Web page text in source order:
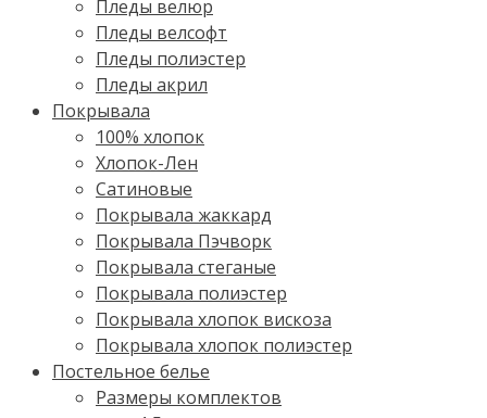
Пледы велюр
Пледы велсофт
Пледы полиэстер
Пледы акрил
Покрывала
100% хлопок
Хлопок-Лен
Сатиновые
Покрывала жаккард
Покрывала Пэчворк
Покрывала стеганые
Покрывала полиэстер
Покрывала хлопок вискоза
Покрывала хлопок полиэстер
Постельное белье
Размеры комплектов